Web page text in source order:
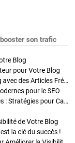
son trafic
Blog
pour Votre Blog
Stratégies de Publication : Boostez Votre Blog avec des Articles Fréquents et Exclusifs
pour le SEO
Enrichir Vos Articles avec des Contenus Riches : Stratégies pour Captiver et Optimiser
de Votre Blog
la clé du succès !